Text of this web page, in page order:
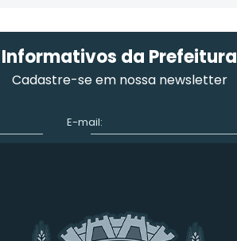
Informativos da Prefeitura
Cadastre-se em nossa newsletter
E-mail: